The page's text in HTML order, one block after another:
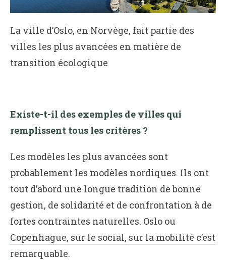
La ville d’Oslo, en Norvège, fait partie des
villes les plus avancées en matière de
transition écologique
Existe-t-il des exemples de villes qui
remplissent tous les critères ?
Les modèles les plus avancées sont
probablement les modèles nordiques. Ils ont
tout d’abord une longue tradition de bonne
gestion, de solidarité et de confrontation à de
fortes contraintes naturelles. Oslo ou
Copenhague, sur le social, sur la mobilité c’est
remarquable.